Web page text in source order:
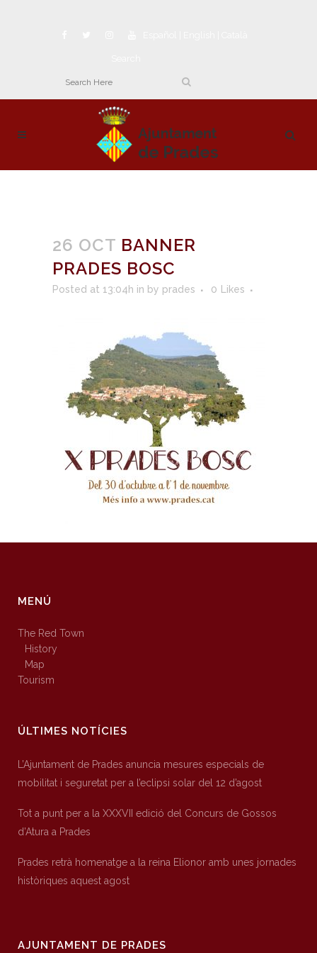
26 OCT BANNER
PRADES BOSC
Posted at 13:04h in by prades 0 Likes
MENÚ
The Red Town
History
Map
Tourism
ÚLTIMES NOTÍCIES
L’Ajuntament de Prades anuncia mesures especials de
mobilitat i seguretat per a l’eclipsi solar del 12 d’agost
Tot a punt per a la XXXVII edició del Concurs de Gossos
d’Atura a Prades
Prades retrà homenatge a la reina Elionor amb unes jornades
històriques aquest agost
AJUNTAMENT DE PRADES